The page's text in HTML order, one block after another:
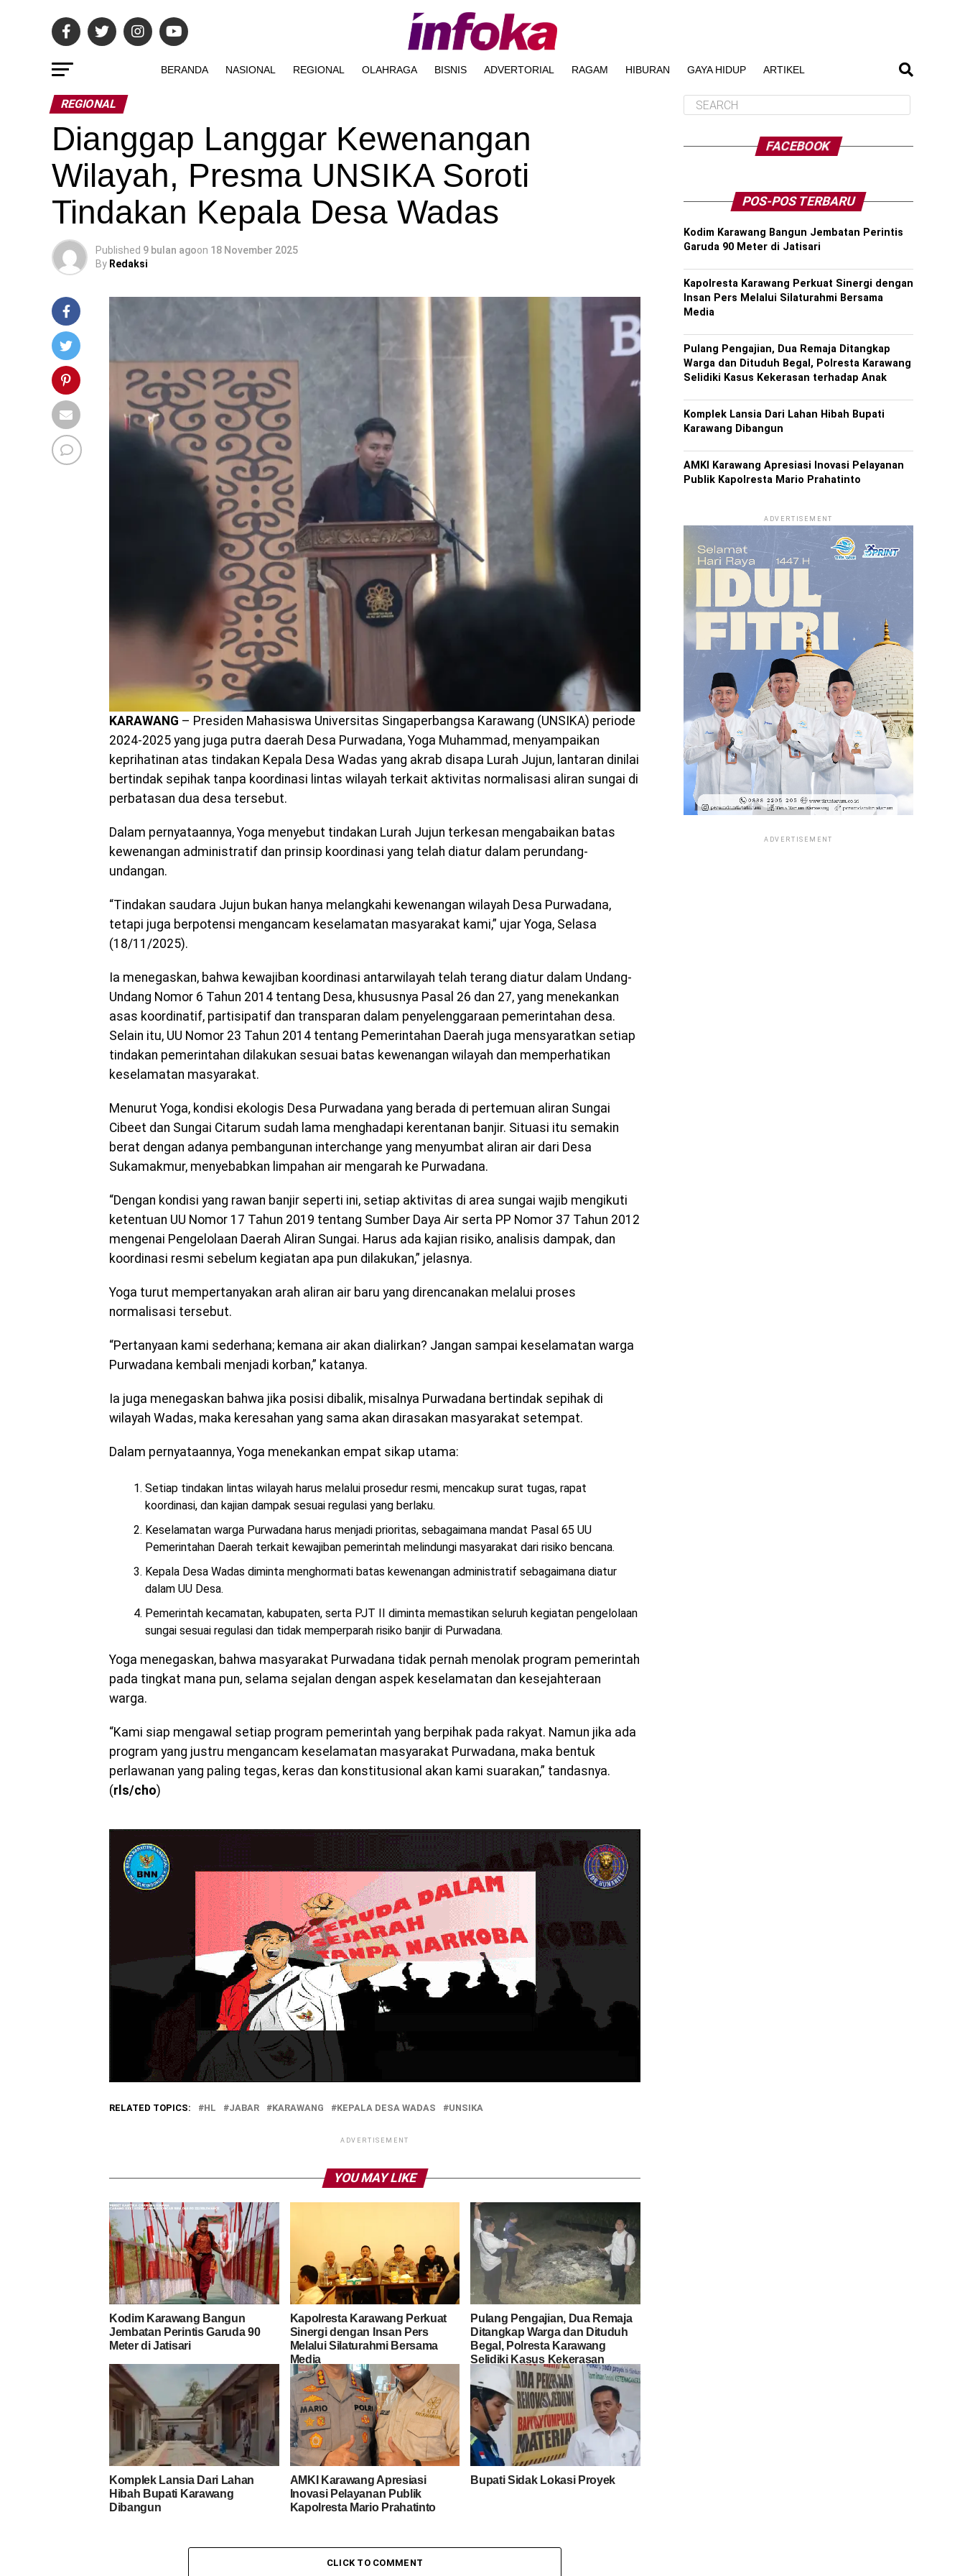
BERANDA NASIONAL REGIONAL OLAHRAGA BISNIS ADVERTORIAL RAGAM HIBURAN GAYA HIDUP ARTIKEL
REGIONAL
Dianggap Langgar Kewenangan
Wilayah, Presma UNSIKA Soroti
Tindakan Kepala Desa Wadas
Published 9 bulan agoon 18 November 2025
By Redaksi
KARAWANG – Presiden Mahasiswa Universitas Singaperbangsa Karawang (UNSIKA) periode
2024-2025 yang juga putra daerah Desa Purwadana, Yoga Muhammad, menyampaikan
keprihatinan atas tindakan Kepala Desa Wadas yang akrab disapa Lurah Jujun, lantaran dinilai
bertindak sepihak tanpa koordinasi lintas wilayah terkait aktivitas normalisasi aliran sungai di
perbatasan dua desa tersebut.
Dalam pernyataannya, Yoga menyebut tindakan Lurah Jujun terkesan mengabaikan batas
kewenangan administratif dan prinsip koordinasi yang telah diatur dalam perundang-
undangan.
“Tindakan saudara Jujun bukan hanya melangkahi kewenangan wilayah Desa Purwadana,
tetapi juga berpotensi mengancam keselamatan masyarakat kami,” ujar Yoga, Selasa
(18/11/2025).
Ia menegaskan, bahwa kewajiban koordinasi antarwilayah telah terang diatur dalam Undang-
Undang Nomor 6 Tahun 2014 tentang Desa, khususnya Pasal 26 dan 27, yang menekankan
asas koordinatif, partisipatif dan transparan dalam penyelenggaraan pemerintahan desa.
Selain itu, UU Nomor 23 Tahun 2014 tentang Pemerintahan Daerah juga mensyaratkan setiap
tindakan pemerintahan dilakukan sesuai batas kewenangan wilayah dan memperhatikan
keselamatan masyarakat.
Menurut Yoga, kondisi ekologis Desa Purwadana yang berada di pertemuan aliran Sungai
Cibeet dan Sungai Citarum sudah lama menghadapi kerentanan banjir. Situasi itu semakin
berat dengan adanya pembangunan interchange yang menyumbat aliran air dari Desa
Sukamakmur, menyebabkan limpahan air mengarah ke Purwadana.
“Dengan kondisi yang rawan banjir seperti ini, setiap aktivitas di area sungai wajib mengikuti
ketentuan UU Nomor 17 Tahun 2019 tentang Sumber Daya Air serta PP Nomor 37 Tahun 2012
mengenai Pengelolaan Daerah Aliran Sungai. Harus ada kajian risiko, analisis dampak, dan
koordinasi resmi sebelum kegiatan apa pun dilakukan,” jelasnya.
Yoga turut mempertanyakan arah aliran air baru yang direncanakan melalui proses
normalisasi tersebut.
“Pertanyaan kami sederhana; kemana air akan dialirkan? Jangan sampai keselamatan warga
Purwadana kembali menjadi korban,” katanya.
Ia juga menegaskan bahwa jika posisi dibalik, misalnya Purwadana bertindak sepihak di
wilayah Wadas, maka keresahan yang sama akan dirasakan masyarakat setempat.
Dalam pernyataannya, Yoga menekankan empat sikap utama:
Setiap tindakan lintas wilayah harus melalui prosedur resmi, mencakup surat tugas, rapat
koordinasi, dan kajian dampak sesuai regulasi yang berlaku.
Keselamatan warga Purwadana harus menjadi prioritas, sebagaimana mandat Pasal 65 UU
Pemerintahan Daerah terkait kewajiban pemerintah melindungi masyarakat dari risiko bencana.
Kepala Desa Wadas diminta menghormati batas kewenangan administratif sebagaimana diatur
dalam UU Desa.
Pemerintah kecamatan, kabupaten, serta PJT II diminta memastikan seluruh kegiatan pengelolaan
sungai sesuai regulasi dan tidak memperparah risiko banjir di Purwadana.
Yoga menegaskan, bahwa masyarakat Purwadana tidak pernah menolak program pemerintah
pada tingkat mana pun, selama sejalan dengan aspek keselamatan dan kesejahteraan
warga.
“Kami siap mengawal setiap program pemerintah yang berpihak pada rakyat. Namun jika ada
program yang justru mengancam keselamatan masyarakat Purwadana, maka bentuk
perlawanan yang paling tegas, keras dan konstitusional akan kami suarakan,” tandasnya.
(rls/cho)
RELATED TOPICS: HL JABAR KARAWANG KEPALA DESA WADAS UNSIKA
ADVERTISEMENT
YOU MAY LIKE
Kodim Karawang Bangun
Jembatan Perintis Garuda 90
Meter di Jatisari
Kapolresta Karawang Perkuat
Sinergi dengan Insan Pers
Melalui Silaturahmi Bersama
Media
Pulang Pengajian, Dua Remaja
Ditangkap Warga dan Dituduh
Begal, Polresta Karawang
Selidiki Kasus Kekerasan
terhadap Anak
Komplek Lansia Dari Lahan
Hibah Bupati Karawang
Dibangun
AMKI Karawang Apresiasi
Inovasi Pelayanan Publik
Kapolresta Mario Prahatinto
Bupati Sidak Lokasi Proyek
CLICK TO COMMENT
FACEBOOK
POS-POS TERBARU
Kodim Karawang Bangun Jembatan Perintis
Garuda 90 Meter di Jatisari
Kapolresta Karawang Perkuat Sinergi dengan
Insan Pers Melalui Silaturahmi Bersama
Media
Pulang Pengajian, Dua Remaja Ditangkap
Warga dan Dituduh Begal, Polresta Karawang
Selidiki Kasus Kekerasan terhadap Anak
Komplek Lansia Dari Lahan Hibah Bupati
Karawang Dibangun
AMKI Karawang Apresiasi Inovasi Pelayanan
Publik Kapolresta Mario Prahatinto
ADVERTISEMENT
ADVERTISEMENT